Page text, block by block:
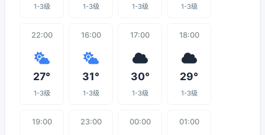
1-3级 1-3级 1-3级 1-3级
22:00
27°
1-3级
16:00
31°
1-3级
17:00
30°
1-3级
18:00
29°
1-3级
19:00 23:00 00:00 01:00